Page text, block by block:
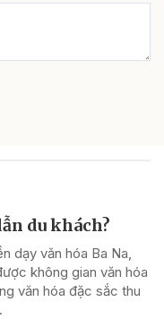
du khách?
dạy văn hóa Ba Na,
không gian văn hóa
văn hóa đặc sắc thu